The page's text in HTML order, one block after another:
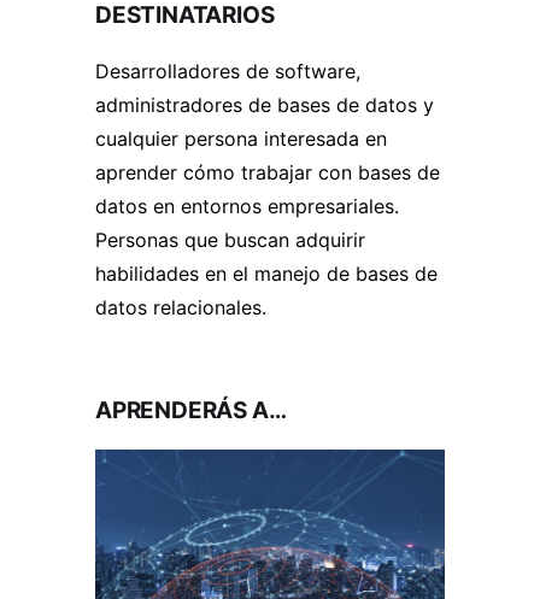
DESTINATARIOS
Desarrolladores de software,
administradores de bases de datos y
cualquier persona interesada en
aprender cómo trabajar con bases de
datos en entornos empresariales.
Personas que buscan adquirir
habilidades en el manejo de bases de
datos relacionales.
APRENDERÁS A…